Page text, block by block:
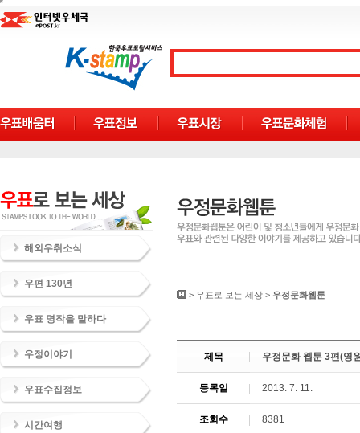
해외우취소식
우편 130년
우표 명작을 말하다
우정이야기
우표수집정보
시간여행
> 우표로 보는 세상 > 우정문화웹툰
제목 우정문화 웹툰 3편(영
등록일 2013. 7. 11.
조회수 8381